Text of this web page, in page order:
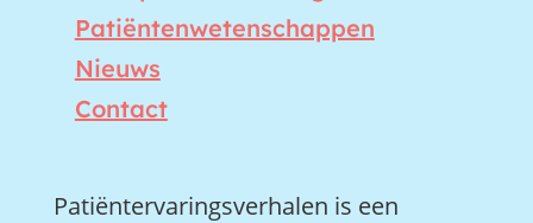
Patiëntenwetenschappen
Nieuws
Contact
Patiëntervaringsverhalen is een